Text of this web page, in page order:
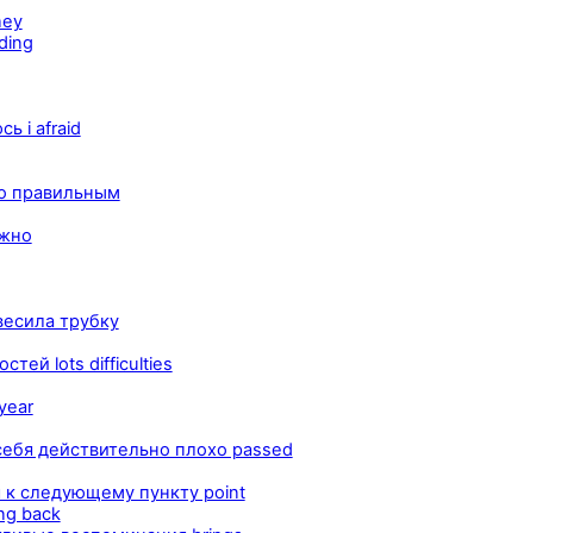
i afraid
правильным
трубку
lots difficulties
действительно плохо passed
к следующему пункту point
back